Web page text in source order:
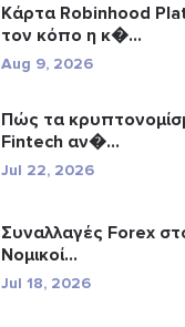
Κάρτα Robinhood
τον κόπο η κ�...
Aug 9, 2026
Πώς τα
Fintech αν�...
Jul 22, 2026
Συναλλαγές Forex
Νομικοί...
Jul 18, 2026